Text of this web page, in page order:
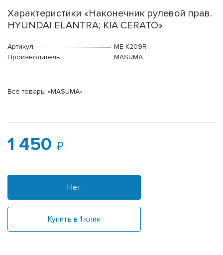
Характеристики «Наконечник рулевой прав.
HYUNDAI ELANTRA; KIA CERATO»
Артикул
ME-K209R
Производитель
MASUMA
Все товары «MASUMA»
1 450
Нет
Купить в 1 клик